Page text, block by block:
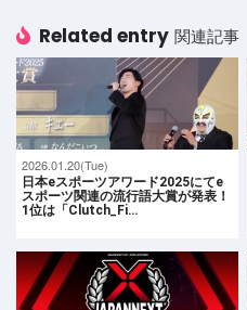
Related entry 関連記事
2026.01.20(Tue)
日本eスポーツアワード2025にてe
スポーツ関連の流行語大賞が発表！
1位は「Clutch_Fi…